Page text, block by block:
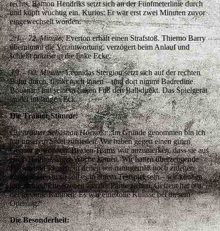
rechts, Ramon Hendriks setzt sich an der Fünfmeterlinie durch
und köpft wuchtig ein. Kurios: Er war erst zwei Minuten zuvor
eingewechselt worden.
2:1 – 72. Minute:Everton erhält einen Strafstoß. Thierno Barry
übernimmt die Verantwortung, verzögert beim Anlauf und
schießt präzise in die linke Ecke.
3:1 – 90. Minute:Leonidas Stergiou setzt sich auf der rechten
Bahn durch, flankt nach innen – und dort nimmt Badredine
Bouanani mit seinem linken Fuß den Ball direkt. Das Spielgerät
landet im langen Eck.
Die Trainer-Stimme:
Cheftrainer Sebastian Hoeneß:„Im Grunde genommen bin ich
mit unserem Spiel zufrieden. Wir haben gegen einen guten
Gegner gewonnen. Beiden Teams war anzumerken, dass sie aus
einer Trainingslager-Woche kamen. Wir hatten überzeugende
Phasen und Phasen, in denen wir naturgemäß noch zulegen
können. Genau so soll es in einem Testspiel sein – wir können
unterschiedliche Szenen aus der Partie ziehen. Gefreut hat uns
der gesamte Rahmen: Es war eine tolle Kulisse bei diesem
Opening.“
Die Besonderheit: